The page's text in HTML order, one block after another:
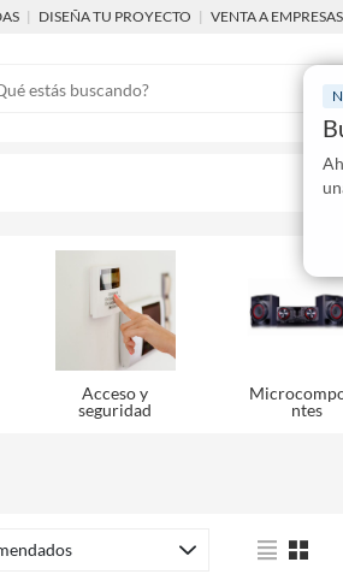
| DISEÑA TU PROYECTO | VENTA A EMPRESAS
Acceso y
seguridad
ntes